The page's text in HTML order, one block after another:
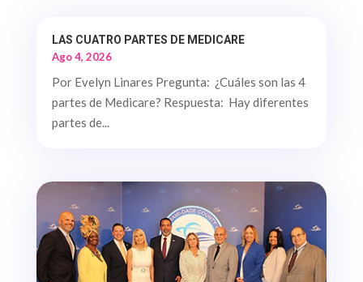
LAS CUATRO PARTES DE MEDICARE
Ago 4, 2026
Por Evelyn Linares Pregunta: ¿Cuáles son las 4
partes de Medicare? Respuesta: Hay diferentes
partes de...